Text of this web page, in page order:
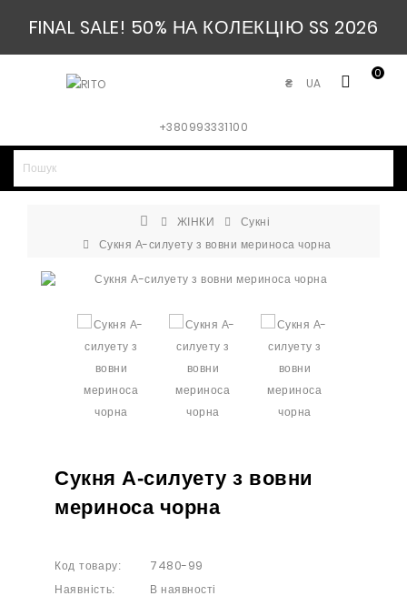
FINAL SALE! 50% НА КОЛЕКЦІЮ SS 2026
0
UA
₴
+380993331100
ЖІНКИ
Сукні
Сукня А-силуету з вовни мериноса чорна
Сукня А-силуету з вовни
мериноса чорна
Код товару: 7480-99
Наявність: В наявності